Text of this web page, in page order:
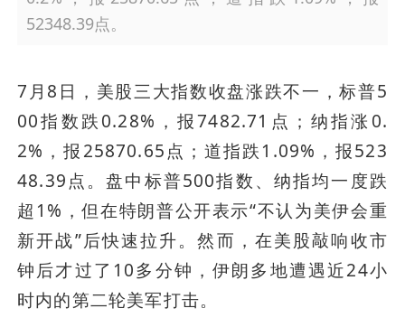
52348.39点。
7月8日，美股三大指数收盘涨跌不一，标普5
00指数跌0.28%，报7482.71点；纳指涨0.
2%，报25870.65点；道指跌1.09%，报523
48.39点。盘中标普500指数、纳指均一度跌
超1%，但在特朗普公开表示“不认为美伊会重
新开战”后快速拉升。然而，在美股敲响收市
钟后才过了10多分钟，伊朗多地遭遇近24小
时内的第二轮美军打击。